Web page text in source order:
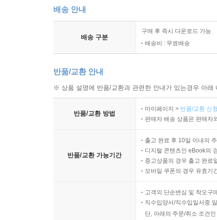
배송 안내
배송 구분
구매 후 즉시 다운로드 가능
배송비 : 무료배송
반품/교환 안내
※ 상품 설명에 반품/교환과 관련한 안내가 있는경우 아
반품/교환 방법
마이페이지 > 반품/교환 신
판매자 배송 상품은 판매자
반품/교환 가능기간
출고 완료 후 10일 이내의
디지털 콘텐츠인 eBook의
중고상품의 경우 출고 완료
모바일 쿠폰의 경우 유효기
고객의 단순변심 및 착오구
직수입양서/직수입일서중
단, 아래의 주문/취소 조건